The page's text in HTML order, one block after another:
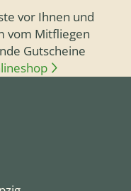
vor Ihnen und
vom Mitfliegen
Gutscheine